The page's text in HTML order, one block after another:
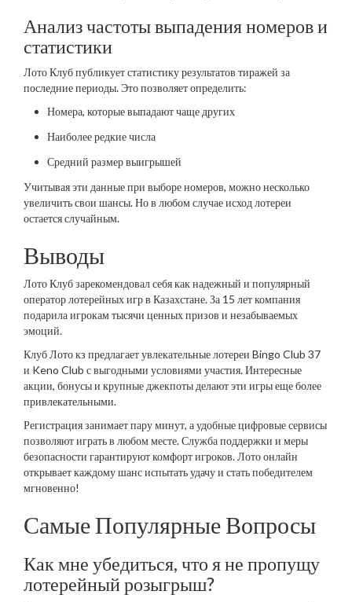
Анализ частоты выпадения номеров и
статистики
Лото Клуб публикует статистику результатов тиражей за
последние периоды. Это позволяет определить:
Номера, которые выпадают чаще других
Наиболее редкие числа
Средний размер выигрышей
Учитывая эти данные при выборе номеров, можно несколько
увеличить свои шансы. Но в любом случае исход лотереи
остается случайным.
Выводы
Лото Клуб зарекомендовал себя как надежный и популярный
оператор лотерейных игр в Казахстане. За 15 лет компания
подарила игрокам тысячи ценных призов и незабываемых
эмоций.
Клуб Лото кз предлагает увлекательные лотереи Bingo Club 37
и Keno Club с выгодными условиями участия. Интересные
акции, бонусы и крупные джекпоты делают эти игры еще более
привлекательными.
Регистрация занимает пару минут, а удобные цифровые сервисы
позволяют играть в любом месте. Служба поддержки и меры
безопасности гарантируют комфорт игроков. Лото онлайн
открывает каждому шанс испытать удачу и стать победителем
мгновенно!
Самые Популярные Вопросы
Как мне убедиться, что я не пропущу
лотерейный розыгрыш?